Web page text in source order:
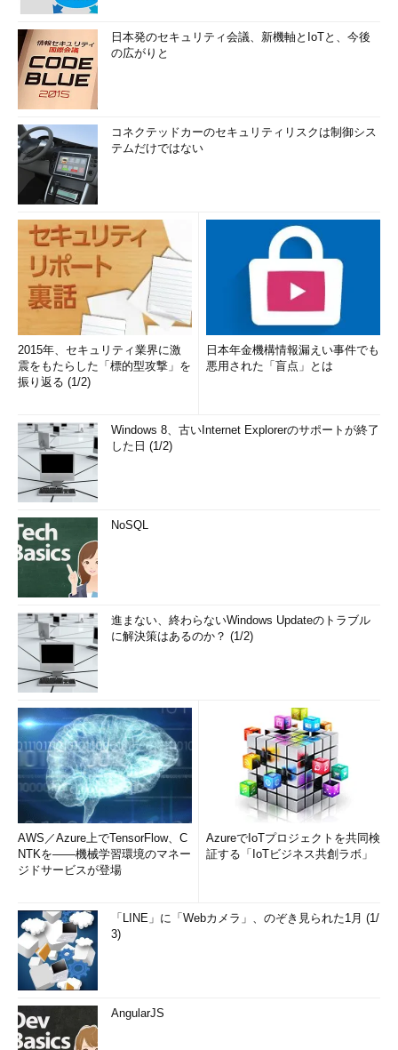
日本発のセキュリティ会議、新機軸とIoTと、今後
の広がりと
コネクテッドカーのセキュリティリスクは制御シス
テムだけではない
2015年、セキュリティ業界に激
震をもたらした「標的型攻撃」を
振り返る (1/2)
日本年金機構情報漏えい事件でも
悪用された「盲点」とは
Windows 8、古いInternet Explorerのサポートが終了
した日 (1/2)
NoSQL
進まない、終わらないWindows Updateのトラブル
に解決策はあるのか？ (1/2)
AWS／Azure上でTensorFlow、C
NTKを――機械学習環境のマネー
ジドサービスが登場
AzureでIoTプロジェクトを共同検
証する「IoTビジネス共創ラボ」
「LINE」に「Webカメラ」、のぞき見られた1月 (1/
3)
AngularJS